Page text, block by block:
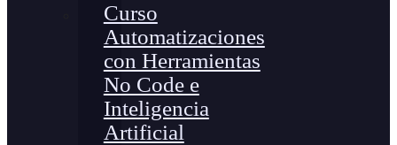
Curso
Automatizaciones
con Herramientas
No Code e
Inteligencia
Artificial